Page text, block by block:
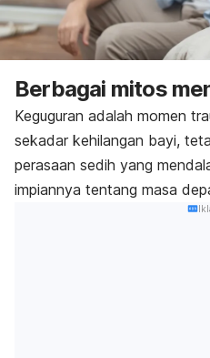
Berbagai mitos
Keguguran adalah momen
sekadar kehilangan bayi,
perasaan sedih yang
impiannya tentang masa